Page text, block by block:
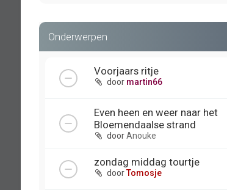
Onderwerpen
Voorjaars ritje
door martin66
Even heen en weer naar het
Bloemendaalse strand
doorAnouke
zondag middag tourtje
doorTomosje